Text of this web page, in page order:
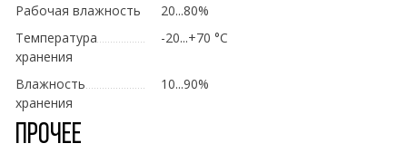
Рабочая влажность
20...80%
Температура
хранения
-20...+70 °C
Влажность
хранения
10...90%
Прочее